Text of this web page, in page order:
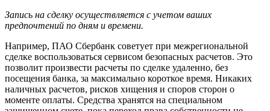
Запись на сделку осуществляется с учетом ваших
предпочтений по дням и времени.
Например, ПАО Сбербанк советует при межрегиональной
сделке воспользоваться сервисом безопасных расчетов. Это
позволит произвести расчеты по сделке удаленно, без
посещения банка, за максимально короткое время. Никаких
наличных расчетов, рисков хищения и споров сторон о
моменте оплаты. Средства хранятся на специальном